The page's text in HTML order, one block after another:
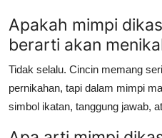
Apakah mimpi
berarti akan
Tidak selalu. Cincin memang
pernikahan, tapi dalam mimpi
simbol ikatan, tanggung jawab,